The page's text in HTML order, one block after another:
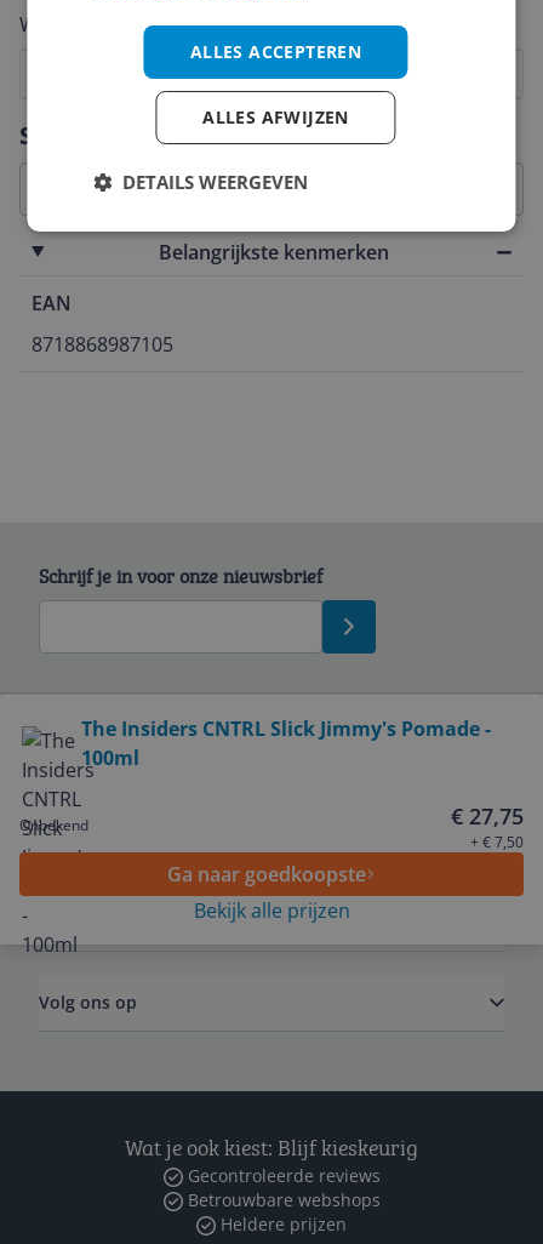
Specificaties
Belangrijkste kenmerken
EAN
8718868987105
Welk cijfer geef jij dit product?
8
7
6
5
4
3
Vraag 1 van 4
The Insiders CNTRL Slick Jimmy's Pomade -
100ml
Onbekend € 27,75
+ € 7,50
Ga naar goedkoopste
Bekijk alle prijzen
Schrijf je in voor onze nieuwsbrief
Service
Algemeen
Volg ons op
Wat je ook kiest: Blijf kieskeurig
Gecontroleerde reviews
Betrouwbare webshops
Heldere prijzen
ALLES ACCEPTEREN
ALLES AFWIJZEN
DETAILS WEERGEVEN